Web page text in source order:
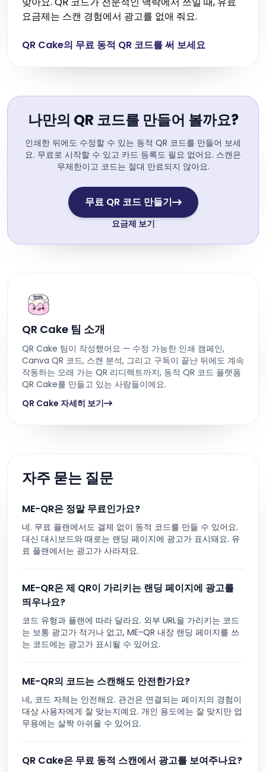
요금제는 스캔 경험에서 광고를 없애 줘요.
QR Cake의 무료 동적 QR 코드를 써 보세요
나만의 QR 코드를 만들어 볼까요?
인쇄한 뒤에도 수정할 수 있는 동적 QR 코드를 만들어 보세
요. 무료로 시작할 수 있고 카드 등록도 필요 없어요. 스캔은
무제한이고 코드는 절대 만료되지 않아요.
무료 QR 코드 만들기
요금제 보기
QR Cake 팀 소개
QR Cake 팀이 작성했어요 — 수정 가능한 인쇄 캠페인,
Canva QR 코드, 스캔 분석, 그리고 구독이 끝난 뒤에도 계속
작동하는 오래 가는 QR 리디렉트까지, 동적 QR 코드 플랫폼
QR Cake를 만들고 있는 사람들이에요.
QR Cake 자세히 보기
자주 묻는 질문
ME-QR은 정말 무료인가요?
네. 무료 플랜에서도 결제 없이 동적 코드를 만들 수 있어요.
대신 대시보드와 때로는 랜딩 페이지에 광고가 표시돼요. 유
료 플랜에서는 광고가 사라져요.
ME-QR은 제 QR이 가리키는 랜딩 페이지에 광고를
띄우나요?
코드 유형과 플랜에 따라 달라요. 외부 URL을 가리키는 코드
는 보통 광고가 적거나 없고, ME-QR 내장 랜딩 페이지를 쓰
는 코드에는 광고가 표시될 수 있어요.
ME-QR의 코드는 스캔해도 안전한가요?
네, 코드 자체는 안전해요. 관건은 연결되는 페이지의 경험이
대상 사용자에게 잘 맞는지예요. 개인 용도에는 잘 맞지만 업
무용에는 살짝 아쉬울 수 있어요.
QR Cake은 무료 동적 스캔에서 광고를 보여주나요?